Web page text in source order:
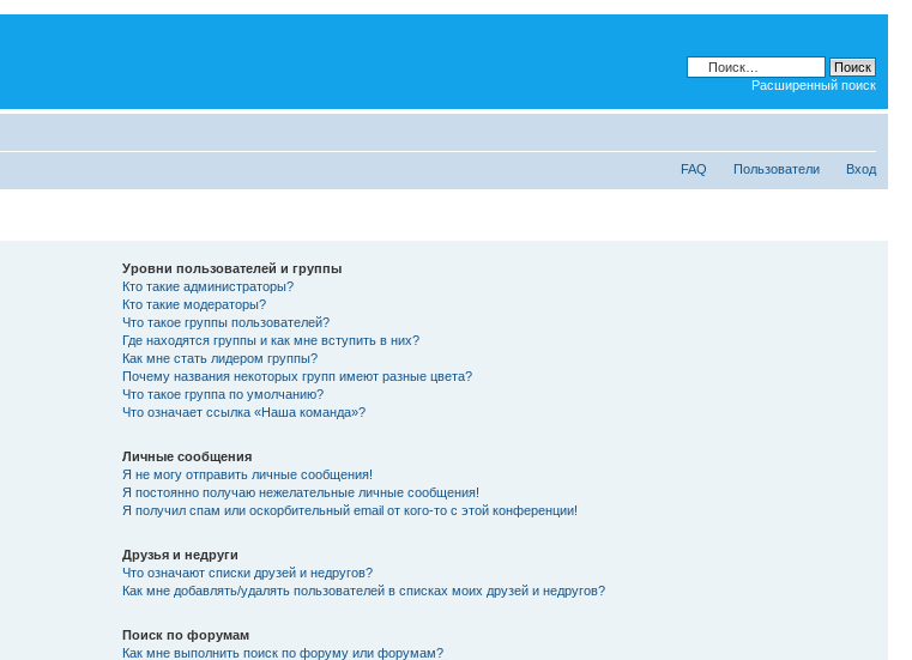
Расширенный поиск
FAQ Пользователи Вход
Уровни пользователей и группы
Кто такие администраторы?
Кто такие модераторы?
Что такое группы пользователей?
Где находятся группы и как мне вступить в них?
Как мне стать лидером группы?
Почему названия некоторых групп имеют разные цвета?
Что такое группа по умолчанию?
Что означает ссылка «Наша команда»?
Личные сообщения
Я не могу отправить личные сообщения!
Я постоянно получаю нежелательные личные сообщения!
Я получил спам или оскорбительный email от кого-то с этой конференции!
Друзья и недруги
Что означают списки друзей и недругов?
Как мне добавлять/удалять пользователей в списках моих друзей и недругов?
Поиск по форумам
Как мне выполнить поиск по форуму или форумам?